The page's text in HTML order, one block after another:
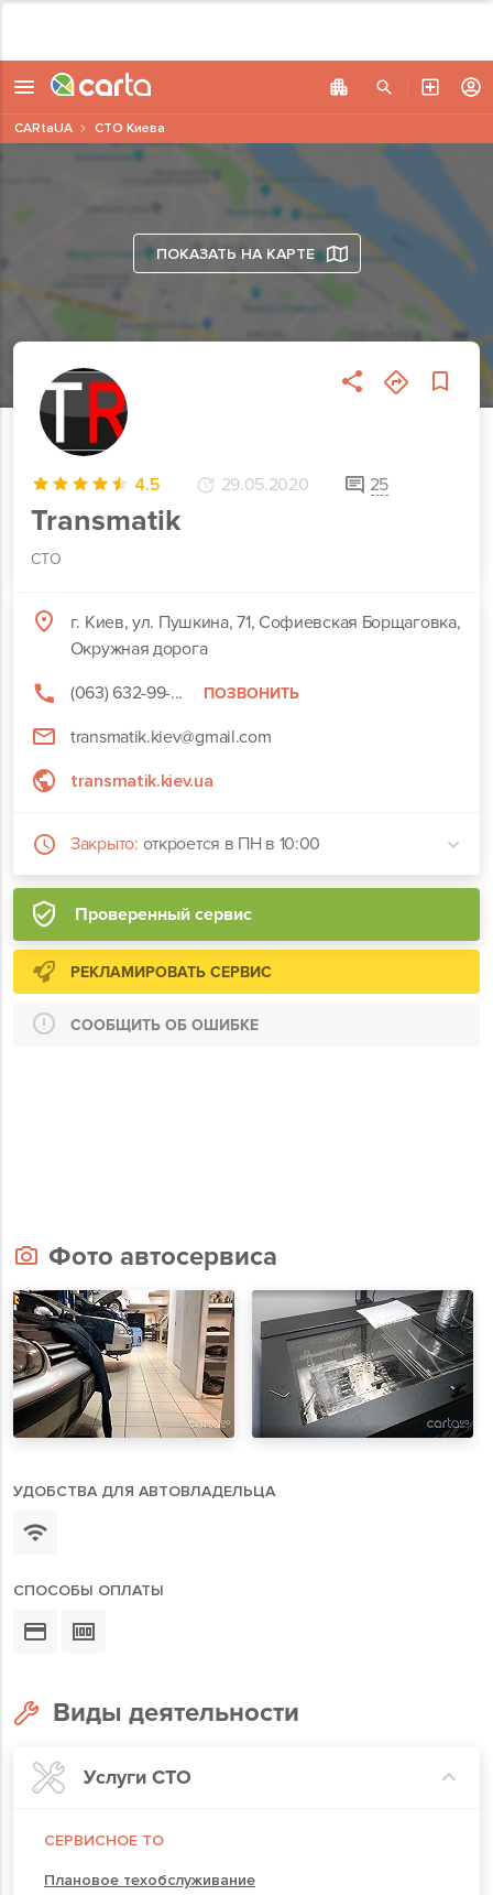
ПОКАЗАТЬ НА КАРТЕ
4.5 29.05.2020 25
Transmatik
СТО
Проверенный сервис
г. Киев, ул. Пушкина, 71, Софиевская Борщаговка,
Окружная дорога
(063) 632-99-...
ПОЗВОНИТЬ
transmatik.kiev@gmail.com
transmatik.kiev.ua
Закрыто: откроется в ПН в 10:00
РЕКЛАМИРОВАТЬ СЕРВИС
СООБЩИТЬ ОБ ОШИБКЕ
CARtaUA СТО Киева
Фото автосервиса
УДОБСТВА ДЛЯ АВТОВЛАДЕЛЬЦА
СПОСОБЫ ОПЛАТЫ
Виды деятельности
Услуги СТО
СЕРВИСНОЕ ТО
Плановое техобслуживание